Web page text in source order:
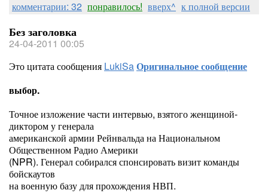
комментарии: 32 понравилось! вверх^ к полной версии
Без заголовка
24-04-2011 00:05
Это цитата сообщения LukiSaОригинальное сообщение
выбор.
Точное изложение части интервью, взятого женщиной-
диктором у генерала
американской армии Рейнвальда на Национальном
Общественном Радио Америки
(NPR). Генерал собирался спонсировать визит команды
бойскаутов
на военную базу для прохождения НВП.